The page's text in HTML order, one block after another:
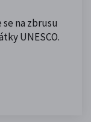
na zbrusu
UNESCO.